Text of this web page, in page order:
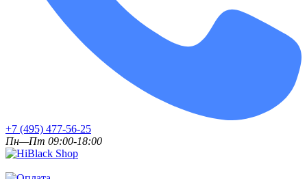
+7 (495) 477-56-25
Пн—Пт 09:00-18:00